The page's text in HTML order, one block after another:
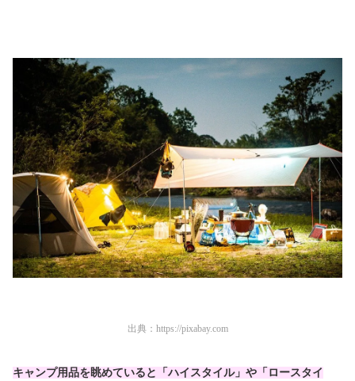
出典： https://pixabay.com
キャンプ用品を眺めていると「ハイスタイル」や「ロースタイ